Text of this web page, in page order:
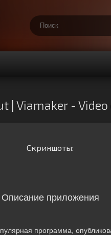
| Viamaker -
Скриншоты:
Описание приложения
программа,